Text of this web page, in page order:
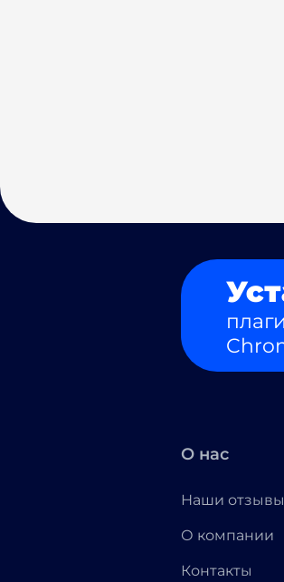
О нас
Наши отзывы
О компании
Контакты